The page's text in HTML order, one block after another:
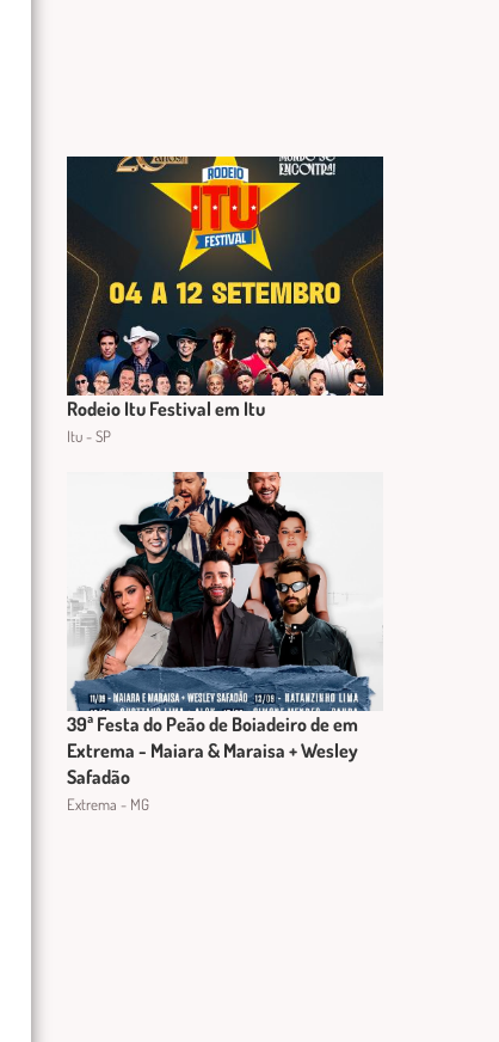
Rodeio Itu Festival em Itu
Itu - SP
39ª Festa do Peão de Boiadeiro de em
Extrema - Maiara & Maraisa + Wesley
Safadão
Extrema - MG